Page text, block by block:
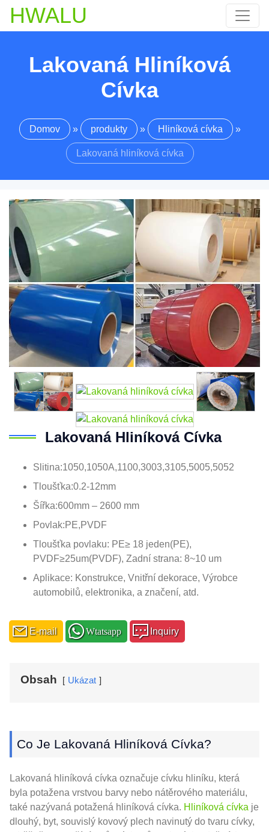
HWALU
Lakovaná Hliníková
Cívka
Domov » produkty » Hliníková cívka »
Lakovaná hliníková cívka
Lakovaná Hliníková Cívka
Slitina:1050,1050A,1100,3003,3105,5005,5052
Tloušťka:0.2-12mm
Šířka:600mm – 2600 mm
Povlak:PE,PVDF
Tloušťka povlaku: PE≥ 18 jeden(PE),
PVDF≥25um(PVDF), Zadní strana: 8~10 um
Aplikace: Konstrukce, Vnitřní dekorace, Výrobce
automobilů, elektronika, a značení, atd.
E-mail Wtatsapp Inquiry
Obsah Ukázat
Co Je Lakovaná Hliníková Cívka?
Lakovaná hliníková cívka označuje cívku hliníku, která
byla potažena vrstvou barvy nebo nátěrového materiálu,
také nazývaná potažená hliníková cívka. Hliníková cívka je
dlouhý, byt, souvislý kovový plech navinutý do tvaru cívky,